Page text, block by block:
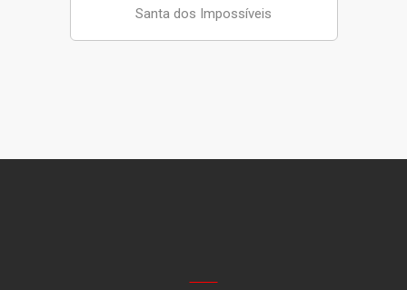
Santa dos Impossíveis